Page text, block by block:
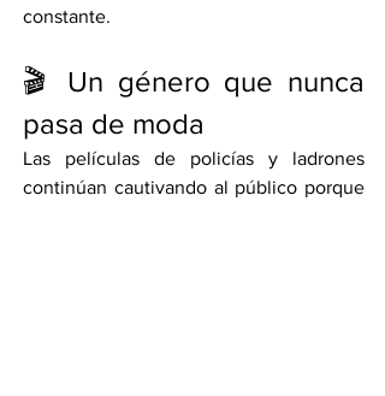
constante.
🎬 Un género que nunca
pasa de moda
Las películas de policías y ladrones
continúan cautivando al público porque